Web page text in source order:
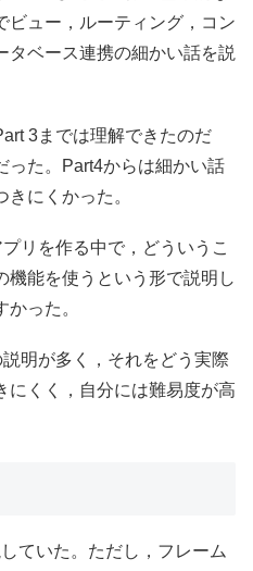
ビュー，ルーティング，コン
タベース連携の細かい話を説
3までは理解できたのだ
った。Part4からは細かい話
にくかった。
リを作る中で，どういうこ
機能を使うという形で説明し
った。
明が多く，それをどう実際
にくく，自分には難易度が高
ていた。ただし，フレーム